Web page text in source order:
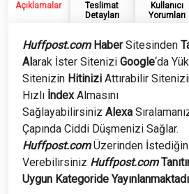
Açıklamalar
Teslimat
Detayları
Kullanıcı
Yorumları
Huffpost.com HaberSitesinden
Alarak İster Sitenizi Google‘da
Sitenizin Hitinizi Attırabilir
Hızlı İndexAlmasını
Sağlayabilirsiniz Alexa
Çapında Ciddi Düşmenizi Sağlar.
Huffpost.com Üzerinden
Verebilirsiniz Huffpost.com
Uygun Kategoride